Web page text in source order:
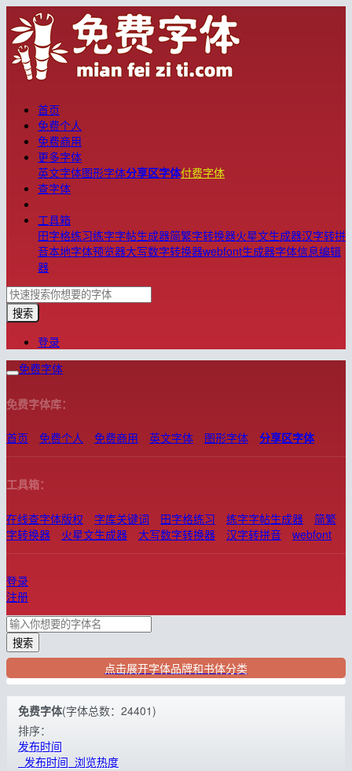
首页
免费个人
免费商用
更多字体
英文字体图形字体分享区字体付费字体
查字体
工具箱
田字格练习练字字帖生成器简繁字转换器火星文生成器汉字转拼
音本地字体预览器大写数字转换器webfont生成器字体信息编辑
器
搜索
登录
免费字体
免费字体库：
首页 免费个人 免费商用 英文字体 图形字体 分享区字体
工具箱：
在线查字体版权 字库关键词 田字格练习 练字字帖生成器
简繁
字转换器
火星文生成器 大写数字转换器 汉字转拼音 webfont
登录
注册
搜索
点击展开字体品牌和书体分类
免费字体(字体总数：24401)
排序：
发布时间
发布时间 浏览热度